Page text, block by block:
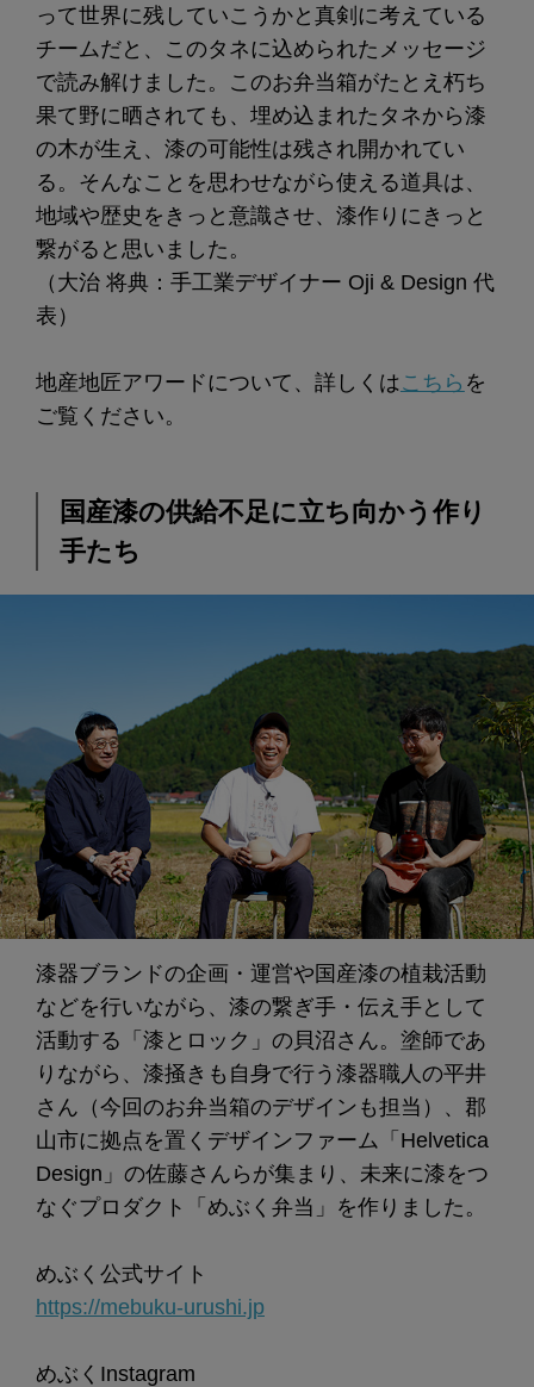
って世界に残していこうかと真剣に考えている
チームだと、このタネに込められたメッセージ
で読み解けました。このお弁当箱がたとえ朽ち
果て野に晒されても、埋め込まれたタネから漆
の木が生え、漆の可能性は残され開かれてい
る。そんなことを思わせながら使える道具は、
地域や歴史をきっと意識させ、漆作りにきっと
繋がると思いました。
（大治 将典：手工業デザイナー Oji & Design 代
表）
地産地匠アワードについて、詳しくはこちら を
ご覧ください。
国産漆の供給不足に立ち向かう作り
手たち
漆器ブランドの企画・運営や国産漆の植栽活動
などを行いながら、漆の繋ぎ手・伝え手として
活動する「漆とロック」の貝沼さん。塗師であ
りながら、漆掻きも自身で行う漆器職人の平井
さん（今回のお弁当箱のデザインも担当）、郡
山市に拠点を置くデザインファーム「Helvetica
Design」の佐藤さんらが集まり、未来に漆をつ
なぐプロダクト「めぶく弁当」を作りました。
めぶく公式サイト
https://mebuku-urushi.jp
めぶくInstagram